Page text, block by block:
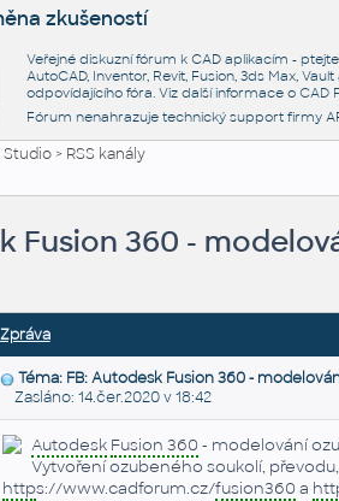
zkušeností
Veřejné diskuzní fórum k CAD aplikacím -
AutoCAD, Inventor, Revit, Fusion, 3ds Max,
odpovídajícího fóra. Viz další informace o CAD
Fórum nenahrazuje technický support firmy
Studio> RSS kanály
Fusion 360 -
Zpráva
Téma: FB: Autodesk Fusion 360 -
Zasláno: 14.čer.2020 v 18:42
Autodesk Fusion 360 - modelování
Vytvoření ozubeného soukolí,
https://www.cadforum.cz/fusion360 a